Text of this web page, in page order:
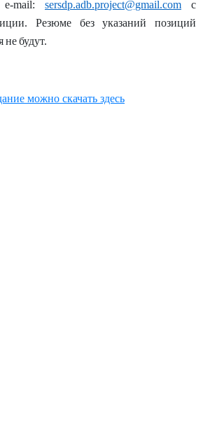
e-mail: sersdp.adb.project@gmail.com с
Резюме
без указаний
позиций
небудут.
можно скачать здесь